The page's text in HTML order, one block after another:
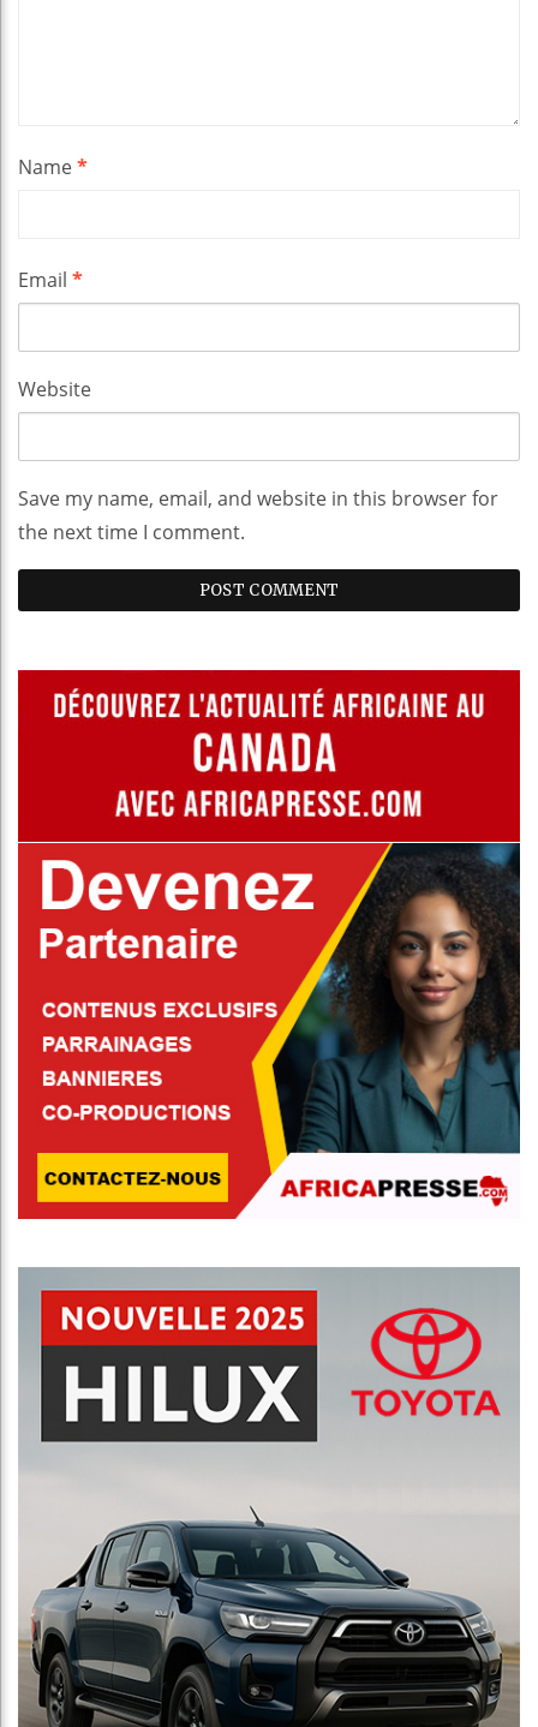
Name*
Email *
Website
Save my name, email, and website in this browser for
the next time I comment.